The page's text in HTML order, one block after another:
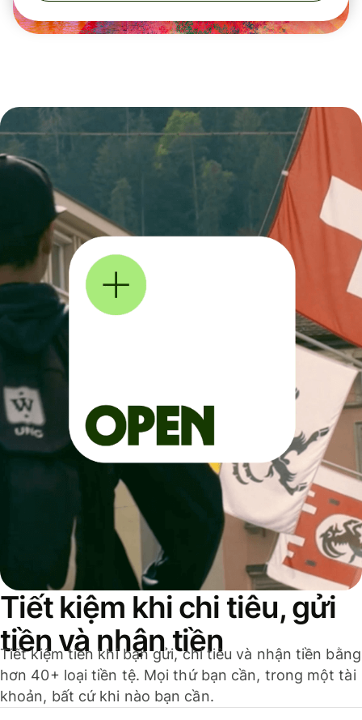
Tiết kiệm khi chi tiêu, gửi
tiền và nhận tiền
Tiết kiệm tiền khi bạn gửi, chi tiêu và nhận tiền bằng
hơn 40+ loại tiền tệ. Mọi thứ bạn cần, trong một tài
khoản, bất cứ khi nào bạn cần.